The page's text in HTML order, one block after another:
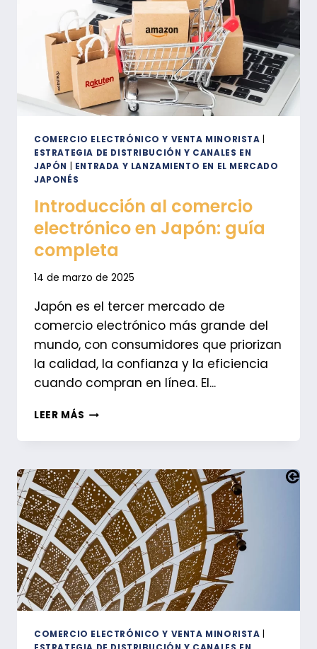
COMERCIO ELECTRÓNICO Y VENTA MINORISTA
ESTRATEGIA DE DISTRIBUCIÓN Y CANALES EN
JAPÓN
ENTRADA Y LANZAMIENTO EN EL MERCADO
JAPONÉS
Introducción al comercio
electrónico en Japón: guía
completa
14 de marzo de 2025
Japón es el tercer mercado de
comercio electrónico más grande del
mundo, con consumidores que priorizan
la calidad, la confianza y la eficiencia
cuando compran en línea. El...
LEER MÁS INTRODUCCIÓN
COMERCIO
EN
JAPÓN:
GUÍA
COMPLETA
COMERCIO ELECTRÓNICO Y VENTA MINORISTA